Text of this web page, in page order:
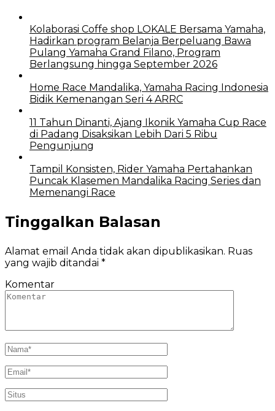
Kolaborasi Coffe shop LOKALE Bersama Yamaha,
Hadirkan program Belanja Berpeluang Bawa
Pulang Yamaha Grand Filano, Program
Berlangsung hingga September 2026
Home Race Mandalika, Yamaha Racing Indonesia
Bidik Kemenangan Seri 4 ARRC
11 Tahun Dinanti, Ajang Ikonik Yamaha Cup Race
di Padang Disaksikan Lebih Dari 5 Ribu
Pengunjung
Tampil Konsisten, Rider Yamaha Pertahankan
Puncak Klasemen Mandalika Racing Series dan
Memenangi Race
Tinggalkan Balasan
Alamat email Anda tidak akan dipublikasikan. Ruas
yang wajib ditandai *
Komentar